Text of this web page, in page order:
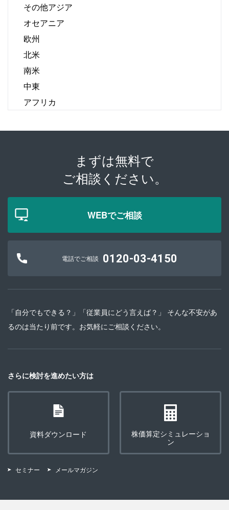
その他アジア
オセアニア
欧州
北米
南米
中東
アフリカ
まずは無料で
ご相談ください。
WEBでご相談
電話でご相談 0120-03-4150
「自分でもできる？」「従業員にどう言えば？」 そんな不安があ
るのは当たり前です。お気軽にご相談ください。
さらに検討を進めたい方は
資料ダウンロード
株価算定シミュレーショ
ン
セミナー メールマガジン